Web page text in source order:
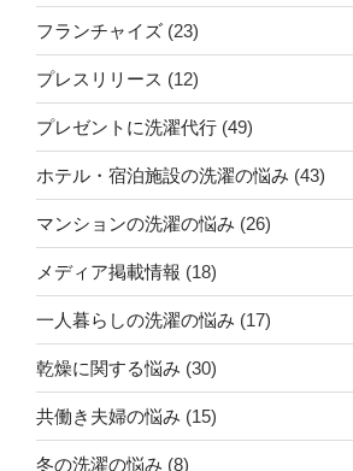
フランチャイズ (23)
プレスリリース (12)
プレゼントに洗濯代行 (49)
ホテル・宿泊施設の洗濯の悩み (43)
マンションの洗濯の悩み (26)
メディア掲載情報 (18)
一人暮らしの洗濯の悩み (17)
乾燥に関する悩み (30)
共働き夫婦の悩み (15)
冬の洗濯の悩み (8)